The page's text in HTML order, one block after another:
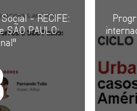
- RECIFE:
SÃO PAULO: